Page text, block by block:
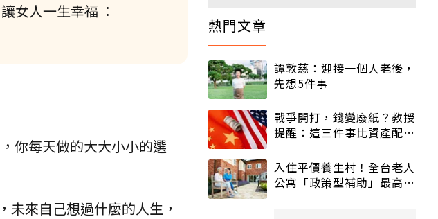
女人一生幸福 ：
你每天做的大大小小的選
來自己想過什麼的人生，
熱門文章
譚敦慈：迎接一個人老後，
先想5件事
戰爭開打，錢變廢紙？教授
提醒：這三件事比資產配置
入住平價養生村！全台老人
公寓「政策型補助」最高打